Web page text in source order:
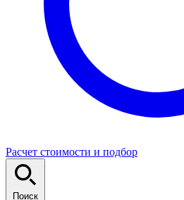
Расчет стоимости и подбор
Поиск